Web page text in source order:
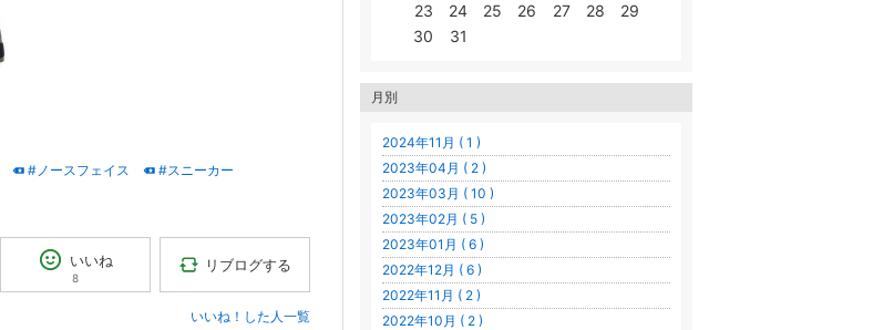
#ノースフェイス #スニーカー
いいね
8
リブログする
いいね！した人一覧
23
24 25 26 27 28
29
30
31
月別
2024年11月 ( 1 )
2023年04月 ( 2 )
2023年03月 ( 10 )
2023年02月 ( 5 )
2023年01月 ( 6 )
2022年12月 ( 6 )
2022年11月 ( 2 )
2022年10月 ( 2 )